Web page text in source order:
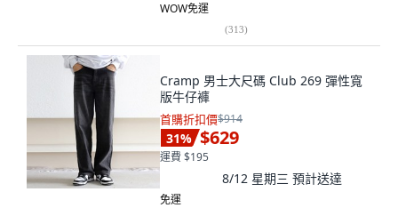
WOW免運
(313)
Cramp 男士大尺碼 Club 269 彈性寬
版牛仔褲
首購折扣價$914
31% $629
運費 $195
8/12 星期三 預計送達
免運